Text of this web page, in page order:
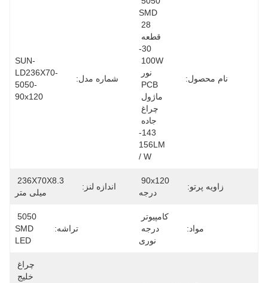
نام محصول:
SMD
30-
143-
156LM
/ W
شماره مدل:
SUN-
LD236X70-
5050-
90x120
زاویه پرتو:
درجه
اندازه لنز:
میلی متر
مواد:
نوری
تراشه:
SMD
LED